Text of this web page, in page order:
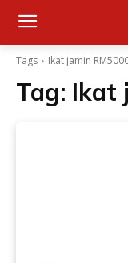
Tags Ikat jamin
Tag: Ikat